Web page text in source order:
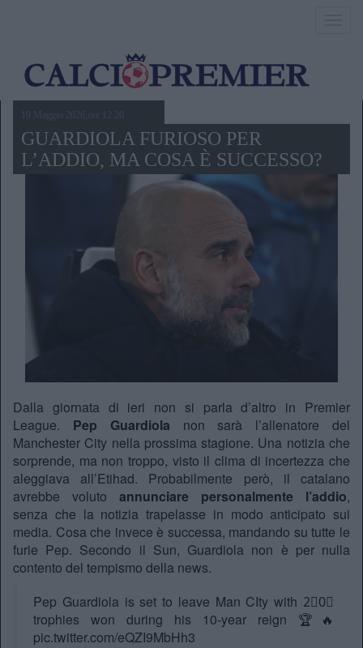
19 Maggio 2026,ore 12.20
GUARDIOLA FURIOSO PER
L’ADDIO, MA COSA È SUCCESSO?
Dalla giornata di ieri non si parla d’altro in Premier
League. Pep Guardiola non sarà l’allenatore del
Manchester City nella prossima stagione. Una notizia che
sorprende, ma non troppo, visto il clima di incertezza che
aleggiava all’Etihad. Probabilmente però, il catalano
avrebbe voluto annunciare personalmente l’addio,
senza che la notizia trapelasse in modo anticipato sui
media. Cosa che invece è successa, mandando su tutte le
furie Pep. Secondo il Sun, Guardiola non è per nulla
contento del tempismo della news.
Pep Guardiola is set to leave Man CIty with 2⃣0⃣
trophies won during his 10-year reign 🏆🔥
pic.twitter.com/eQZI9MbHh3